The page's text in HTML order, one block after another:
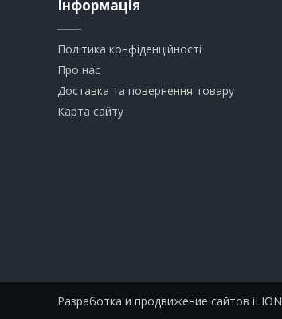
Інформація
Політика конфіденційності
Про нас
Доставка та повернення товару
Карта сайту
Разработка и продвижение сайтов iLION